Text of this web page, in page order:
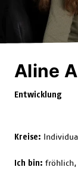
Aline
Entwicklung
Kreise:
Ich bin: fröhlich,